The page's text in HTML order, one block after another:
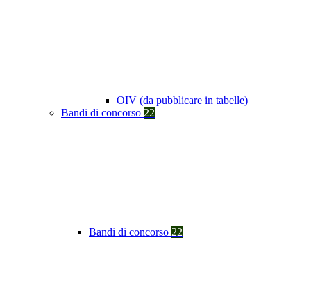
OIV (da pubblicare in tabelle)
Bandi di concorso 22
Bandi di concorso 22